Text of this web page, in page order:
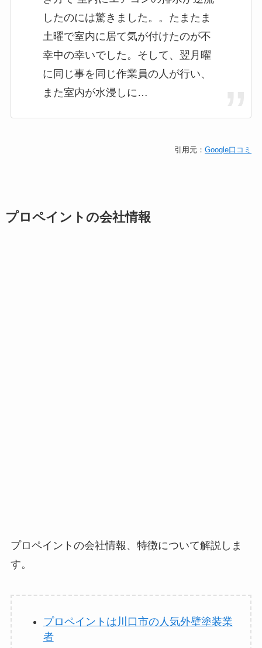
したのには驚きました。。たまたま
土曜で室内に居て気が付けたのが不
幸中の幸いでした。そして、翌月曜
に同じ事を同じ作業員の人が行い、
また室内が水浸しに…
引用元：Google口コミ
プロペイントの会社情報
プロペイントの会社情報、特徴について解説しま
す。
プロペイントは川口市の人気外壁塗装業
者